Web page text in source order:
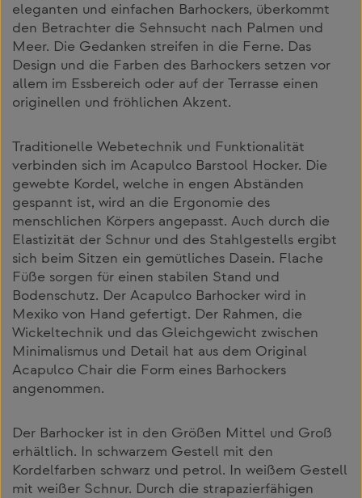
eleganten und einfachen Barhockers, überkommt
den Betrachter die Sehnsucht nach Palmen und
Meer. Die Gedanken streifen in die Ferne. Das
Design und die Farben des Barhockers setzen vor
allem im Essbereich oder auf der Terrasse einen
originellen und fröhlichen Akzent.
Traditionelle Webetechnik und Funktionalität
verbinden sich im Acapulco Barstool Hocker. Die
gewebte Kordel, welche in engen Abständen
gespannt ist, wird an die Ergonomie des
menschlichen Körpers angepasst. Auch durch die
Elastizität der Schnur und des Stahlgestells ergibt
sich beim Sitzen ein gemütliches Dasein. Flache
Füße sorgen für einen stabilen Stand und
Bodenschutz. Der Acapulco Barhocker wird in
Mexiko von Hand gefertigt. Der Rahmen, die
Wickeltechnik und das Gleichgewicht zwischen
Minimalismus und Detail hat aus dem Original
Acapulco Chair die Form eines Barhockers
angenommen.
Der Barhocker ist in den Größen Mittel und Groß
erhältlich. In schwarzem Gestell mit den
Kordelfarben schwarz und petrol. In weißem Gestell
mit weißer Schnur. Durch die strapazierfähigen